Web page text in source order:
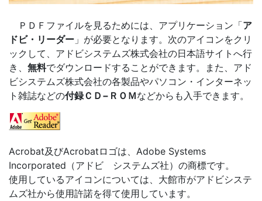
ＰＤＦファイルを見るためには、アプリケーション「ア
ドビ・リーダー 」が必要となります。次のアイコンをクリ
ックして、アドビシステムズ株式会社の日本語サイトへ行
き、 無料でダウンロードすることができます。また、アド
ビシステムズ株式会社の各製品やパソコン・インターネッ
ト雑誌などの付録ＣＤ−ＲＯＭなどからも入手できます。
Acrobat及びAcrobatロゴは、Adobe Systems
Incorporated（アドビ システムズ社）の商標です。
使用しているアイコンについては、大館市がアドビシステ
ムズ社から使用許諾を得て使用しています。